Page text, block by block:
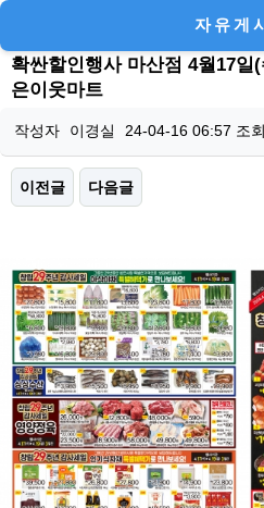
자유게
확싼할인행사 마산점 4월17일
은이웃마트
작성자 이경실 24-04-16 06:57 조회
이전글 다음글
본문